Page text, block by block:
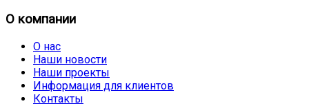
О компании
О нас
Наши новости
Наши проекты
Информация для клиентов
Контакты